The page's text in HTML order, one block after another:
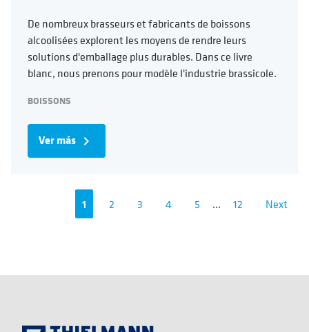
De nombreux brasseurs et fabricants de boissons
alcoolisées explorent les moyens de rendre leurs
solutions d'emballage plus durables. Dans ce livre
blanc, nous prenons pour modèle l'industrie brassicole.
BOISSONS
Ver más navigate_next
1 2 3 4 5 ... 12 Next